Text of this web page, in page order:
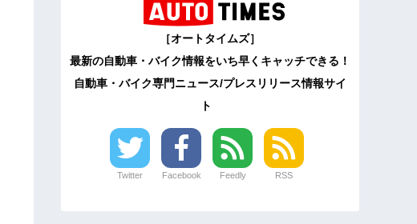
［オートタイムズ］
最新の自動車・バイク情報をいち早くキャッチできる！
自動車・バイク専門ニュース/プレスリリース情報サイ
ト
Twitter Facebook Feedly RSS